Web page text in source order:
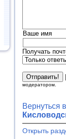
Ваше имя
Получать
модератором.
Вернуться
Открыть